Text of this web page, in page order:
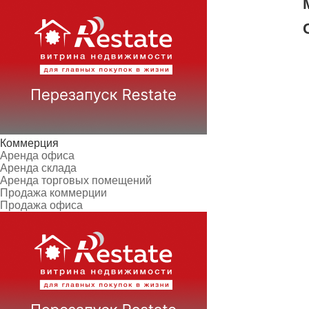
Коммерция
Аренда офиса
Аренда склада
Аренда торговых помещений
Продажа коммерции
Продажа офиса